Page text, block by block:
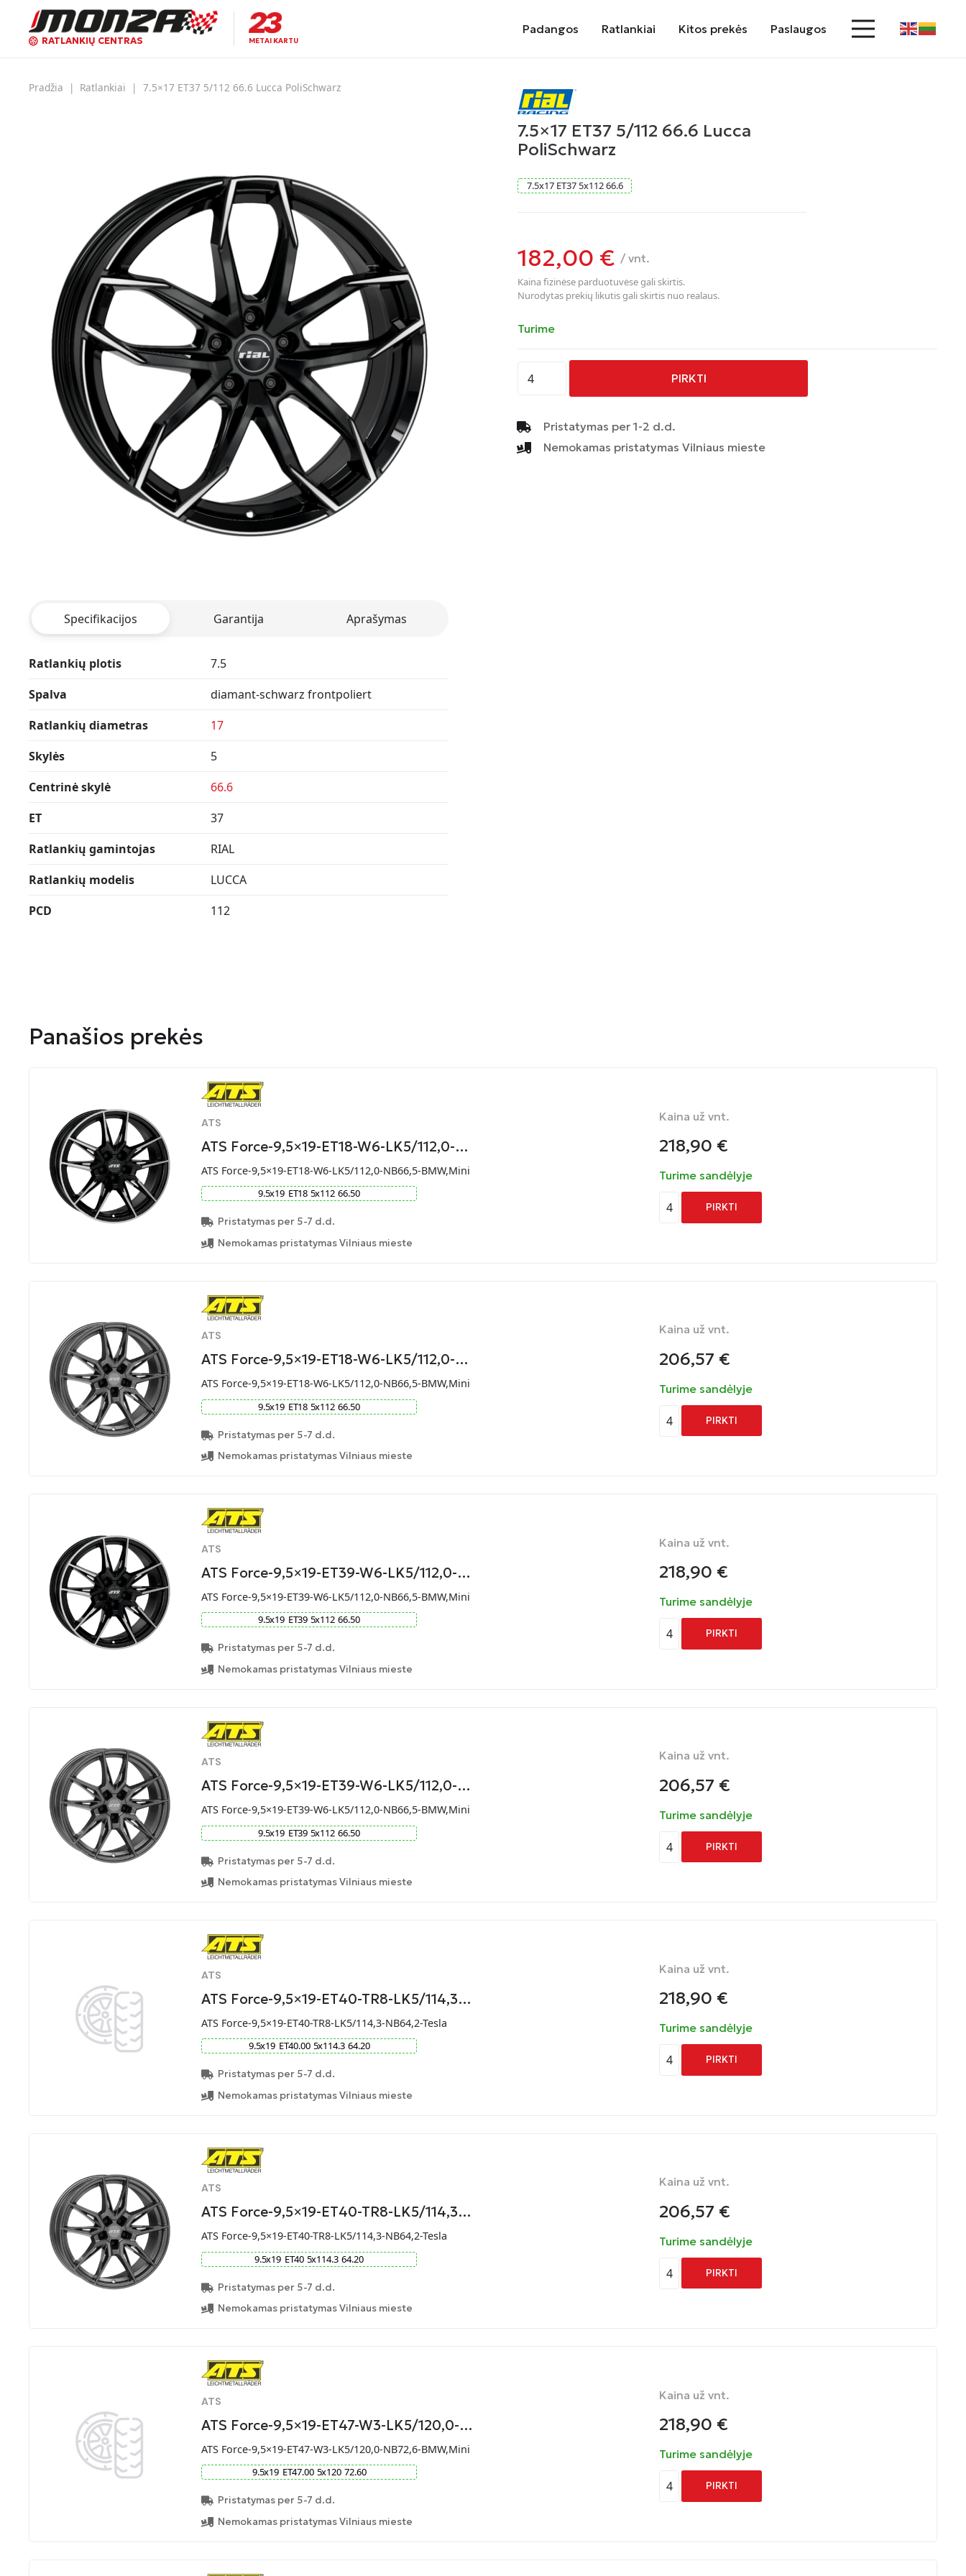
RATLANKIŲ CENTRAS METAI KARTU
Padangos Ratlankiai Kitos prekės Paslaugos
Pradžia | Ratlankiai | 7.5×17 ET37 5/112 66.6 Lucca PoliSchwarz
Specifikacijos Garantija Aprašymas
Ratlankių plotis
7.5
Spalva
diamant-schwarz frontpoliert
Ratlankių diametras
17
Skylės
5
Centrinė skylė
66.6
ET
37
Ratlankių gamintojas
RIAL
Ratlankių modelis
LUCCA
PCD
112
7.5×17 ET37 5/112 66.6 Lucca
PoliSchwarz
7.5x17 ET37 5x11266.6
182,00 € / vnt.
Kaina fizinėse parduotuvėse gali skirtis.
Nurodytas prekių likutis gali skirtis nuo realaus.
Turime
kiekis:
ET37
5/112
66.6
PIRKTI
Pristatymas per 1-2 d.d.
Nemokamas pristatymas Vilniaus mieste
Panašios prekės
ATS
ATS Force-9,5×19-ET18-W6-LK5/112,0-…
ATS Force-9,5×19-ET18-W6-LK5/112,0-NB66,5-BMW,Mini
9.5x19 ET18 5x112 66.50
Pristatymas per 5-7 d.d.
Nemokamas pristatymas Vilniaus mieste
Kaina už vnt.
218,90 €
Turime sandėlyje
4 PIRKTI
ATS
ATS Force-9,5×19-ET18-W6-LK5/112,0-…
ATS Force-9,5×19-ET18-W6-LK5/112,0-NB66,5-BMW,Mini
9.5x19 ET18 5x112 66.50
Pristatymas per 5-7 d.d.
Nemokamas pristatymas Vilniaus mieste
Kaina už vnt.
206,57 €
Turime sandėlyje
4 PIRKTI
ATS
ATS Force-9,5×19-ET39-W6-LK5/112,0-…
ATS Force-9,5×19-ET39-W6-LK5/112,0-NB66,5-BMW,Mini
9.5x19 ET39 5x112 66.50
Pristatymas per 5-7 d.d.
Nemokamas pristatymas Vilniaus mieste
Kaina už vnt.
218,90 €
Turime sandėlyje
4 PIRKTI
ATS
ATS Force-9,5×19-ET39-W6-LK5/112,0-…
ATS Force-9,5×19-ET39-W6-LK5/112,0-NB66,5-BMW,Mini
9.5x19 ET39 5x112 66.50
Pristatymas per 5-7 d.d.
Nemokamas pristatymas Vilniaus mieste
Kaina už vnt.
206,57 €
Turime sandėlyje
4 PIRKTI
ATS
ATS Force-9,5×19-ET40-TR8-LK5/114,3…
ATS Force-9,5×19-ET40-TR8-LK5/114,3-NB64,2-Tesla
9.5x19 ET40.00 5x114.3 64.20
Pristatymas per 5-7 d.d.
Nemokamas pristatymas Vilniaus mieste
Kaina už vnt.
218,90 €
Turime sandėlyje
4 PIRKTI
ATS
ATS Force-9,5×19-ET40-TR8-LK5/114,3…
ATS Force-9,5×19-ET40-TR8-LK5/114,3-NB64,2-Tesla
9.5x19 ET40 5x114.3 64.20
Pristatymas per 5-7 d.d.
Nemokamas pristatymas Vilniaus mieste
Kaina už vnt.
206,57 €
Turime sandėlyje
4 PIRKTI
ATS
ATS Force-9,5×19-ET47-W3-LK5/120,0-…
ATS Force-9,5×19-ET47-W3-LK5/120,0-NB72,6-BMW,Mini
9.5x19 ET47.00 5x120 72.60
Pristatymas per 5-7 d.d.
Nemokamas pristatymas Vilniaus mieste
Kaina už vnt.
218,90 €
Turime sandėlyje
4 PIRKTI